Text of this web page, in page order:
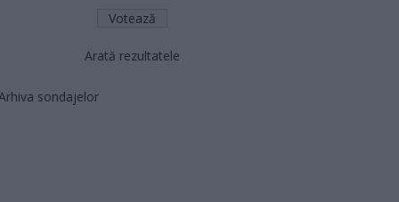
Arată rezultatele
sondajelor